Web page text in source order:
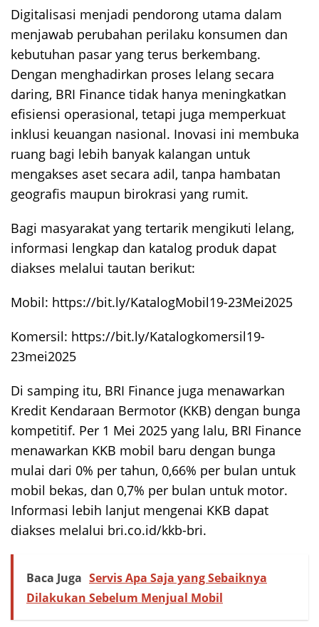
Digitalisasi menjadi pendorong utama dalam
menjawab perubahan perilaku konsumen dan
kebutuhan pasar yang terus berkembang.
Dengan menghadirkan proses lelang secara
daring, BRI Finance tidak hanya meningkatkan
efisiensi operasional, tetapi juga memperkuat
inklusi keuangan nasional. Inovasi ini membuka
ruang bagi lebih banyak kalangan untuk
mengakses aset secara adil, tanpa hambatan
geografis maupun birokrasi yang rumit.
Bagi masyarakat yang tertarik mengikuti lelang,
informasi lengkap dan katalog produk dapat
diakses melalui tautan berikut:
Mobil: https://bit.ly/KatalogMobil19-23Mei2025
Komersil: https://bit.ly/Katalogkomersil19-
23mei2025
Di samping itu, BRI Finance juga menawarkan
Kredit Kendaraan Bermotor (KKB) dengan bunga
kompetitif. Per 1 Mei 2025 yang lalu, BRI Finance
menawarkan KKB mobil baru dengan bunga
mulai dari 0% per tahun, 0,66% per bulan untuk
mobil bekas, dan 0,7% per bulan untuk motor.
Informasi lebih lanjut mengenai KKB dapat
diakses melalui bri.co.id/kkb-bri.
Baca Juga Servis Apa Saja yang Sebaiknya
Dilakukan Sebelum Menjual Mobil